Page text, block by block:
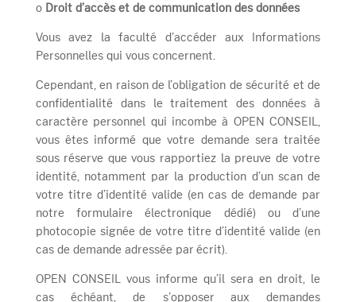
o Droit d’accès et de communication des données
Vous avez la faculté d’accéder aux Informations
Personnelles qui vous concernent.
Cependant, en raison de l’obligation de sécurité et de
confidentialité dans le traitement des données à
caractère personnel qui incombe à OPEN CONSEIL,
vous êtes informé que votre demande sera traitée
sous réserve que vous rapportiez la preuve de votre
identité, notamment par la production d’un scan de
votre titre d’identité valide (en cas de demande par
notre formulaire électronique dédié) ou d’une
photocopie signée de votre titre d’identité valide (en
cas de demande adressée par écrit).
OPEN CONSEIL vous informe qu’il sera en droit, le
cas échéant, de s’opposer aux demandes